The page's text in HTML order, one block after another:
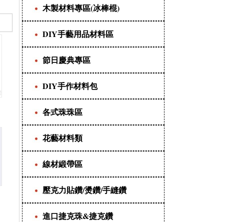
木製材料專區(冰棒棍)
DIY手藝用品材料區
節日慶典專區
DIY手作材料包
各式珠珠區
花藝材料類
線材緞帶區
壓克力貼鑽/燙鑽/手縫鑽
進口捷克珠&捷克鑽